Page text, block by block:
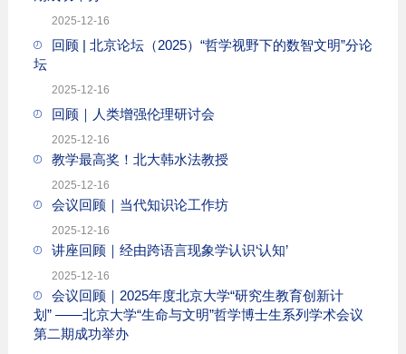
2025-12-16
回顾 | 北京论坛（2025）“哲学视野下的数智文明”分论
坛
2025-12-16
回顾｜人类增强伦理研讨会
2025-12-16
教学最高奖！北大韩水法教授
2025-12-16
会议回顾｜当代知识论工作坊
2025-12-16
讲座回顾｜经由跨语言现象学认识‘认知’
2025-12-16
会议回顾｜2025年度北京大学“研究生教育创新计
划” ——北京大学“生命与文明”哲学博士生系列学术会议
第二期成功举办